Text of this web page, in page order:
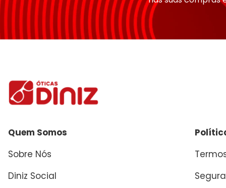
Quem Somos
Sobre Nós
Diniz Social